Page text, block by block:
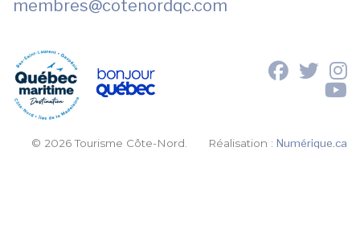
membres@cotenordqc.com
© 2026 Tourisme Côte-Nord. Réalisation :Numérique.ca